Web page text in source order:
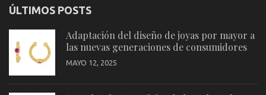
ÚLTIMOS POSTS
Adaptación del diseño de joyas por mayor a
las nuevas generaciones de consumidores
MAYO 12, 2025